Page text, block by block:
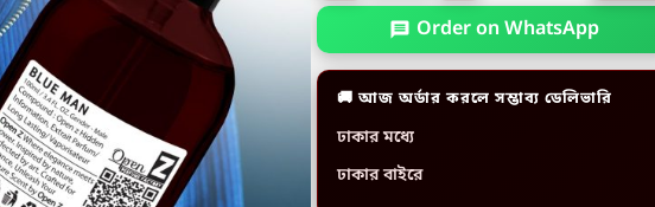
Order on WhatsApp
🚚 আজ অর্ডার করলে সম্ভাব্য ডেলিভারি
ঢাকার মধ্যে
ঢাকার বাইরে